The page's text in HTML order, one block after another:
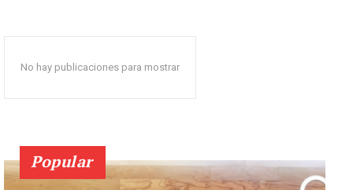
No hay publicaciones para mostrar
Popular